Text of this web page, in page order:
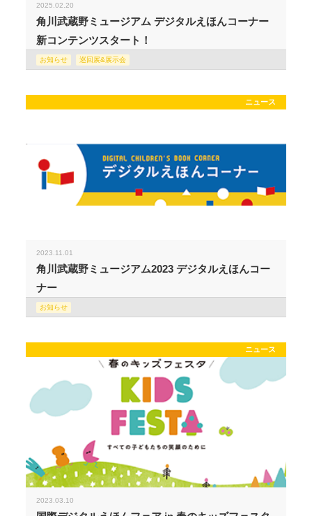
2025.02.20
角川武蔵野ミュージアム デジタルえほんコーナー
新コンテンツスタート！
お知らせ 巡回展&展示会
ニュース
2023.11.01
角川武蔵野ミュージアム2023 デジタルえほんコー
ナー
お知らせ
ニュース
2023.03.10